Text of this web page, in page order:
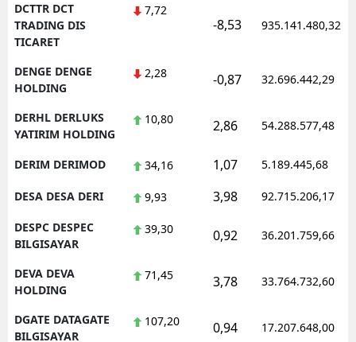
DCTTR DCT
TRADING DIS
TICARET
7,72
-8,53 935.141.480,32
DENGE DENGE
HOLDING
2,28 -0,87 32.696.442,29
DERHL DERLUKS
YATIRIM HOLDING
10,80 2,86 54.288.577,48
DERIM DERIMOD 34,16 1,07 5.189.445,68
DESA DESA DERI 9,93 3,98 92.715.206,17
DESPC DESPEC
BILGISAYAR
39,30 0,92 36.201.759,66
DEVA DEVA
HOLDING
71,45 3,78 33.764.732,60
DGATE DATAGATE
BILGISAYAR
107,20 0,94 17.207.648,00